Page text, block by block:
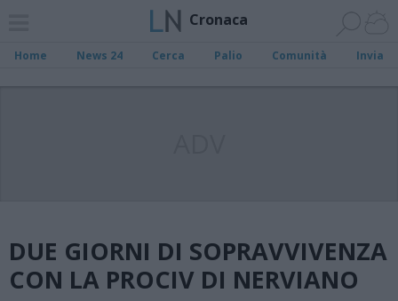
Cronaca
Home News 24 Cerca Palio Comunità Invia
DUE GIORNI DI SOPRAVVIVENZA
CON LA PROCIV DI NERVIANO